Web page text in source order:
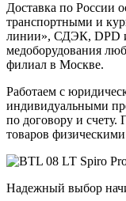
Доставка по России
транспортными и
линии», СДЭК, DPD
медоборудования
филиал в Москве.
Работаем с
индивидуальными
по договору и счету.
товаров
Надежный выбор